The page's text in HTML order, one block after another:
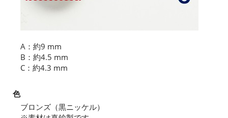
A：約9 mm
B：約4.5 mm
C：約4.3 mm
色
ブロンズ（黒ニッケル）